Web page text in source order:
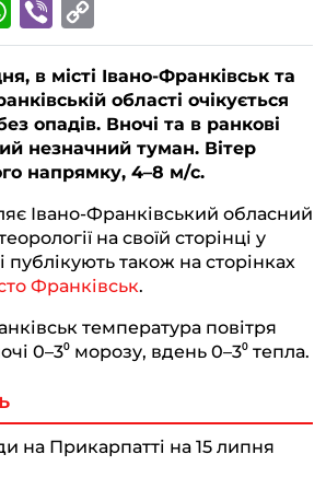
W
h
a
t
s
A
p
p
i
b
e
r
o
p
y
L
i
n
k
в місті Івано-Франківськ та
області очікується
опадів. Вночі та в ранкові
незначний туман. Вітер
напрямку, 4–8 м/с.
Івано-Франківський обласний
на своїй сторінці у
публікують також на сторінках
Франківськ.
температура повітря
0–3⁰ морозу, вдень 0–3⁰ тепла.
на Прикарпатті на 15 липня